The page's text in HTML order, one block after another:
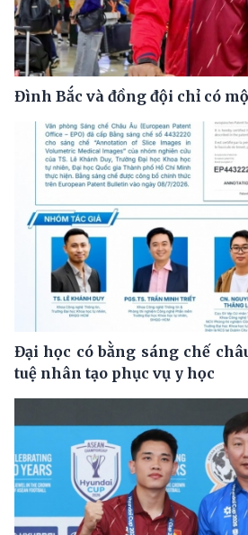
Đình Bắc và đồng đội chỉ có
Đại học có bằng sáng chế
tuệ nhân tạo phục vụ y học